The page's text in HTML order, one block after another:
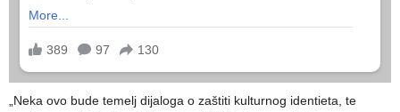
„Neka ovo bude temelj dijaloga o zaštiti kulturnog identieta, te